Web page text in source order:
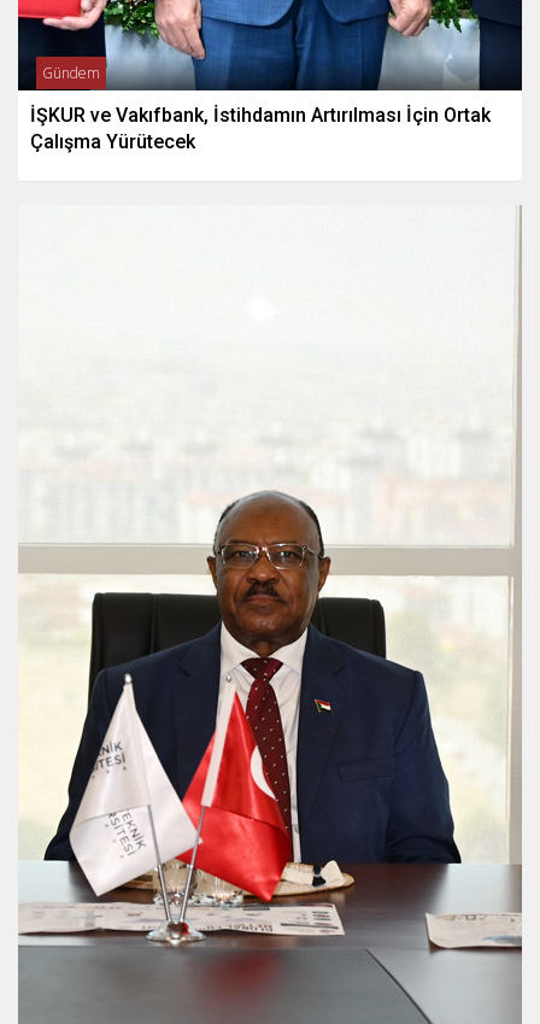
Gündem
İŞKUR ve Vakıfbank, İstihdamın Artırılması İçin Ortak
Çalışma Yürütecek